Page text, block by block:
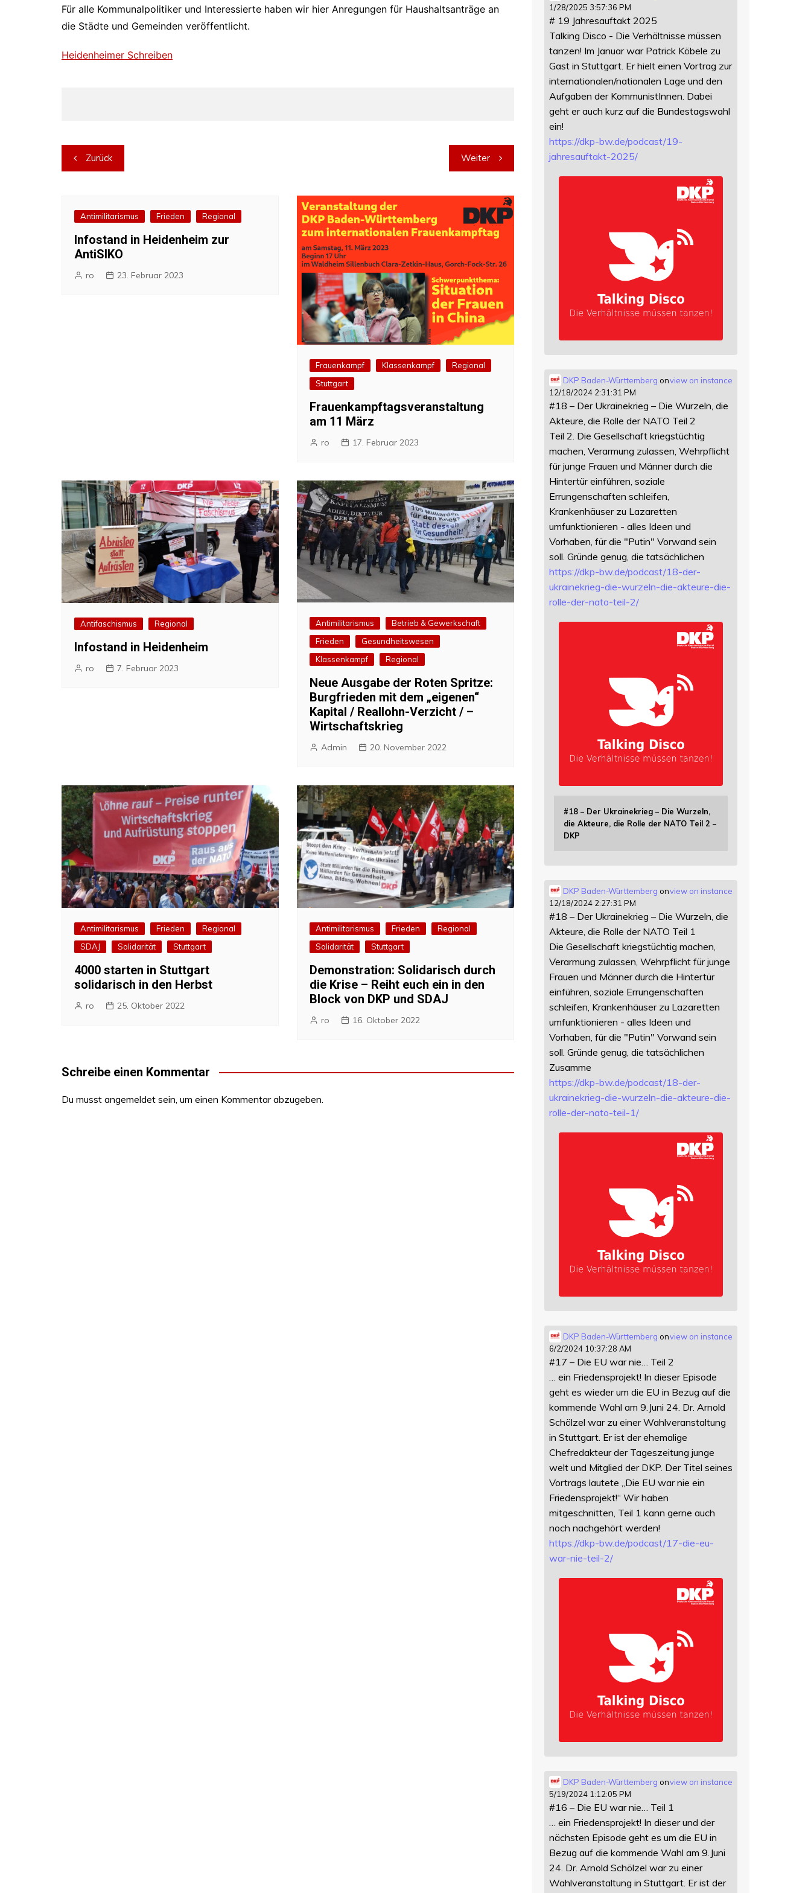
Für alle Kommunalpolitiker und Interessierte haben wir hier Anregungen für Haushaltsanträge an
die Städte und Gemeinden veröffentlicht.
Heidenheimer Schreiben
Beitragsnavigation
Zurück Weiter
Antimilitarismus Frieden Regional
Infostand in Heidenheim zur
AntiSIKO
ro 23. Februar 2023
Frauenkampf Klassenkampf
Regional
Stuttgart
Frauenkampftagsveranstaltung
am 11 März
ro 17. Februar 2023
Antifaschismus Regional
Infostand in Heidenheim
ro 7. Februar 2023
Antimilitarismus
Betrieb & Gewerkschaft
Frieden
Gesundheitswesen
Klassenkampf
Regional
Neue Ausgabe der Roten Spritze:
Burgfrieden mit dem „eigenen“
Kapital / Reallohn-Verzicht / –
Wirtschaftskrieg
Admin 20. November 2022
Antimilitarismus Frieden
Regional
SDAJ
Solidarität Stuttgart
4000 starten in Stuttgart
solidarisch in den Herbst
ro 25. Oktober 2022
Antimilitarismus Frieden
Regional
Solidarität
Stuttgart
Demonstration: Solidarisch durch
die Krise – Reiht euch ein in den
Block von DKP und SDAJ
ro 16. Oktober 2022
Schreibe einen Kommentar
Du musst angemeldet sein, um einen Kommentar abzugeben.
1/28/2025 3:57:36 PM
# 19 Jahresauftakt 2025
Talking Disco - Die Verhältnisse müssen
tanzen! Im Januar war Patrick Köbele zu
Gast in Stuttgart. Er hielt einen Vortrag zur
internationalen/nationalen Lage und den
Aufgaben der KommunistInnen. Dabei
geht er auch kurz auf die Bundestagswahl
ein!
https://dkp-bw.de/podcast/19-
jahresauftakt-2025/
view on instance
DKP Baden-Württemberg on
12/18/2024 2:31:31 PM
#18 – Der Ukrainekrieg – Die Wurzeln, die
Akteure, die Rolle der NATO Teil 2
Teil 2. Die Gesellschaft kriegstüchtig
machen, Verarmung zulassen, Wehrpflicht
für junge Frauen und Männer durch die
Hintertür einführen, soziale
Errungenschaften schleifen,
Krankenhäuser zu Lazaretten
umfunktionieren - alles Ideen und
Vorhaben, für die "Putin" Vorwand sein
soll. Gründe genug, die tatsächlichen
https://dkp-bw.de/podcast/18-der-
ukrainekrieg-die-wurzeln-die-akteure-die-
rolle-der-nato-teil-2/
#18 – Der Ukrainekrieg – Die Wurzeln,
die Akteure, die Rolle der NATO Teil 2 –
DKP
view on instance
DKP Baden-Württemberg on
12/18/2024 2:27:31 PM
#18 – Der Ukrainekrieg – Die Wurzeln, die
Akteure, die Rolle der NATO Teil 1
Die Gesellschaft kriegstüchtig machen,
Verarmung zulassen, Wehrpflicht für junge
Frauen und Männer durch die Hintertür
einführen, soziale Errungenschaften
schleifen, Krankenhäuser zu Lazaretten
umfunktionieren - alles Ideen und
Vorhaben, für die "Putin" Vorwand sein
soll. Gründe genug, die tatsächlichen
Zusamme
https://dkp-bw.de/podcast/18-der-
ukrainekrieg-die-wurzeln-die-akteure-die-
rolle-der-nato-teil-1/
view on instance
DKP Baden-Württemberg on
6/2/2024 10:37:28 AM
#17 – Die EU war nie… Teil 2
… ein Friedensprojekt! In dieser Episode
geht es wieder um die EU in Bezug auf die
kommende Wahl am 9.Juni 24. Dr. Arnold
Schölzel war zu einer Wahlveranstaltung
in Stuttgart. Er ist der ehemalige
Chefredakteur der Tageszeitung junge
welt und Mitglied der DKP. Der Titel seines
Vortrags lautete „Die EU war nie ein
Friedensprojekt!“ Wir haben
mitgeschnitten, Teil 1 kann gerne auch
noch nachgehört werden!
https://dkp-bw.de/podcast/17-die-eu-
war-nie-teil-2/
view on instance
DKP Baden-Württemberg on
5/19/2024 1:12:05 PM
#16 – Die EU war nie… Teil 1
… ein Friedensprojekt! In dieser und der
nächsten Episode geht es um die EU in
Bezug auf die kommende Wahl am 9.Juni
24. Dr. Arnold Schölzel war zu einer
Wahlveranstaltung in Stuttgart. Er ist der